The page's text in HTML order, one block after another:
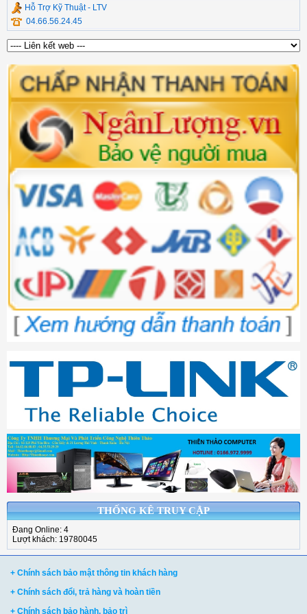
Hỗ Trợ Kỹ Thuật - LTV
04.66.56.24.45
THỐNG KÊ TRUY CẬP
Đang Online: 4
Lượt khách: 19780045
+ Chính sách bảo mật thông tin khách hàng
+ Chính sách đổi, trả hàng và hoàn tiền
+ Chính sách bảo hành, bảo trì